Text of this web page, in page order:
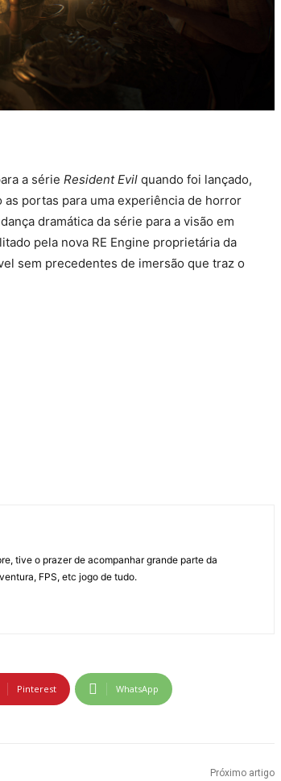
a série Resident Evil quando foi lançado,
portas para uma experiência de horror
dramática da série para a visão em
pela nova RE Engine proprietária da
sem precedentes de imersão que traz o
tive o prazer de acompanhar grande parte da
FPS, etc jogo de tudo.
Pinterest WhatsApp
Próximo artigo